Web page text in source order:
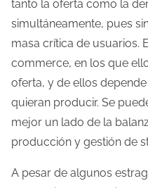
tanto la oferta como la
simultáneamente, pues
masa crítica de usuarios.
commerce, en los que
oferta, y de ellos
quieran producir. Se
mejor un lado de la
producción y gestión de
A pesar de algunos